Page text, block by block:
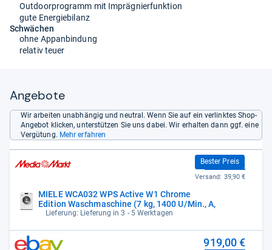
Outdoorprogramm mit Imprägnierfunktion
gute Energiebilanz
Schwächen
ohne Appanbindung
relativ teuer
Angebote
Wir arbeiten unabhängig und neutral. Wenn Sie auf ein verlinktes Shop-
Angebot klicken, unterstützen Sie uns dabei. Wir erhalten dann ggf. eine
Vergütung. Mehr erfahren
MIELE WCA032 WPS Active W1 Chrome
Edition Waschmaschine (7 kg, 1400 U/Min., A,
Lieferung: Lieferung in 3 - 5 Werktagen
Bester Preis
707,16 €
Versand: 39,90 €
919,00 €